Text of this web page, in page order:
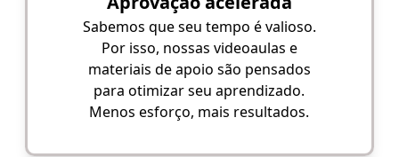
Sabemos que seu tempo é valioso.
Por isso, nossas videoaulas e
materiais de apoio são pensados
para otimizar seu aprendizado.
Menos esforço, mais resultados.